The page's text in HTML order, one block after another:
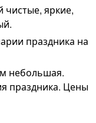
яркие,
праздника на
небольшая.
праздника. Цены